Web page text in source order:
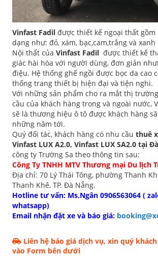
Vinfast Fadil được thiết kế ngoại thất gồm
dạng như: đỏ, xám, bạc,cam,trắng và xanh
Nội thất của Vinfast Fadil được thiết kế
giác hài hòa với người dùng, đơn giản
điệu. Hệ thống ghế ngồi được bọc da cao
thống trang thiết bị hiện đại và tiện nghi.
Với những sản phẩm cho ra mắt thị
cầu của khách hàng trong và ngoài nước,
sẽ là thương hiệu ô tô được khách hàng
những năm tới.
Quý đối tác, khách hàng có nhu cầu thuê
Vinfast LUX A2.0, Vinfast LUX SA2.0 tại
công ty Trường Sa theo thông tin sau:
Công Ty TNHH MTV Thương mại Du lịch
Địa chỉ: 70 Lý Thái Tông, phường Thanh
Thanh Khê, TP. Đà Nẵng.
Hotline tư vấn: Ms.Ngân 0906563064 (
whatsapp)
Email nhận đặt xe và báo giá:
Liên hệ báo giá dịch vụ, xin quý
vào Form bên dưới